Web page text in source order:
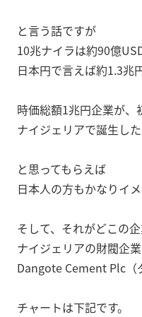
と言う話ですが
10兆ナイラは約90億USD
日本円で言えば約1.3兆
時価総額1兆円企業が、
ナイジェリアで誕生した
と思ってもらえば
日本人の方もかなりイ
そして、それがどこの
ナイジェリアの財閥企業
Dangote Cement Plc（
チャートは下記です。